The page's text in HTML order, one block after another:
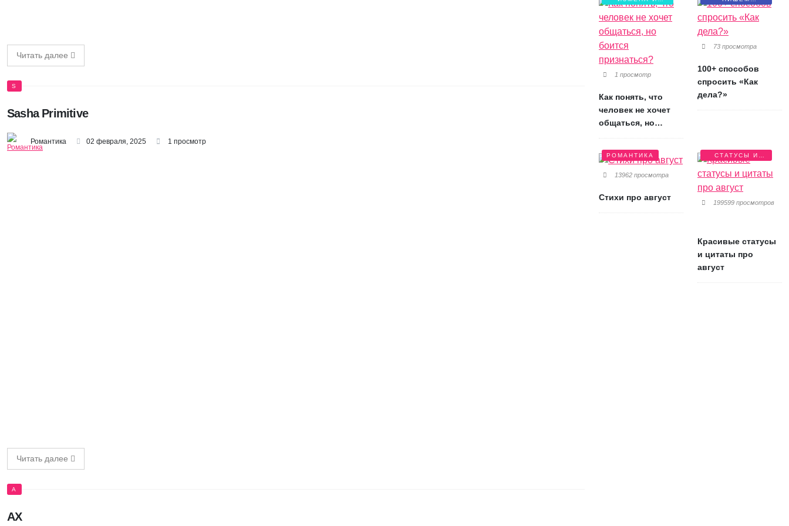
Читать далее
S
Sasha Primitive
Романтика 02 февраля, 2025 1 просмотр
Читать далее
А
АХ
БОЛЬ
1 просмотр
Как понять, что
человек не хочет
общаться, но
ПИСЬМА
73 просмотра
100+ способов
спросить «Как
дела?»
РОМАНТИКА
13962 просмотра
Стихи про август
СТАТУСЫ И
ЦИТАТЫ
199599 просмотров
Красивые статусы
и цитаты про
август